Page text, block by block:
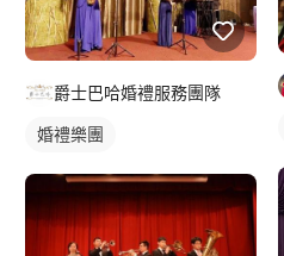
爵士巴哈婚禮服務團隊
婚禮樂團